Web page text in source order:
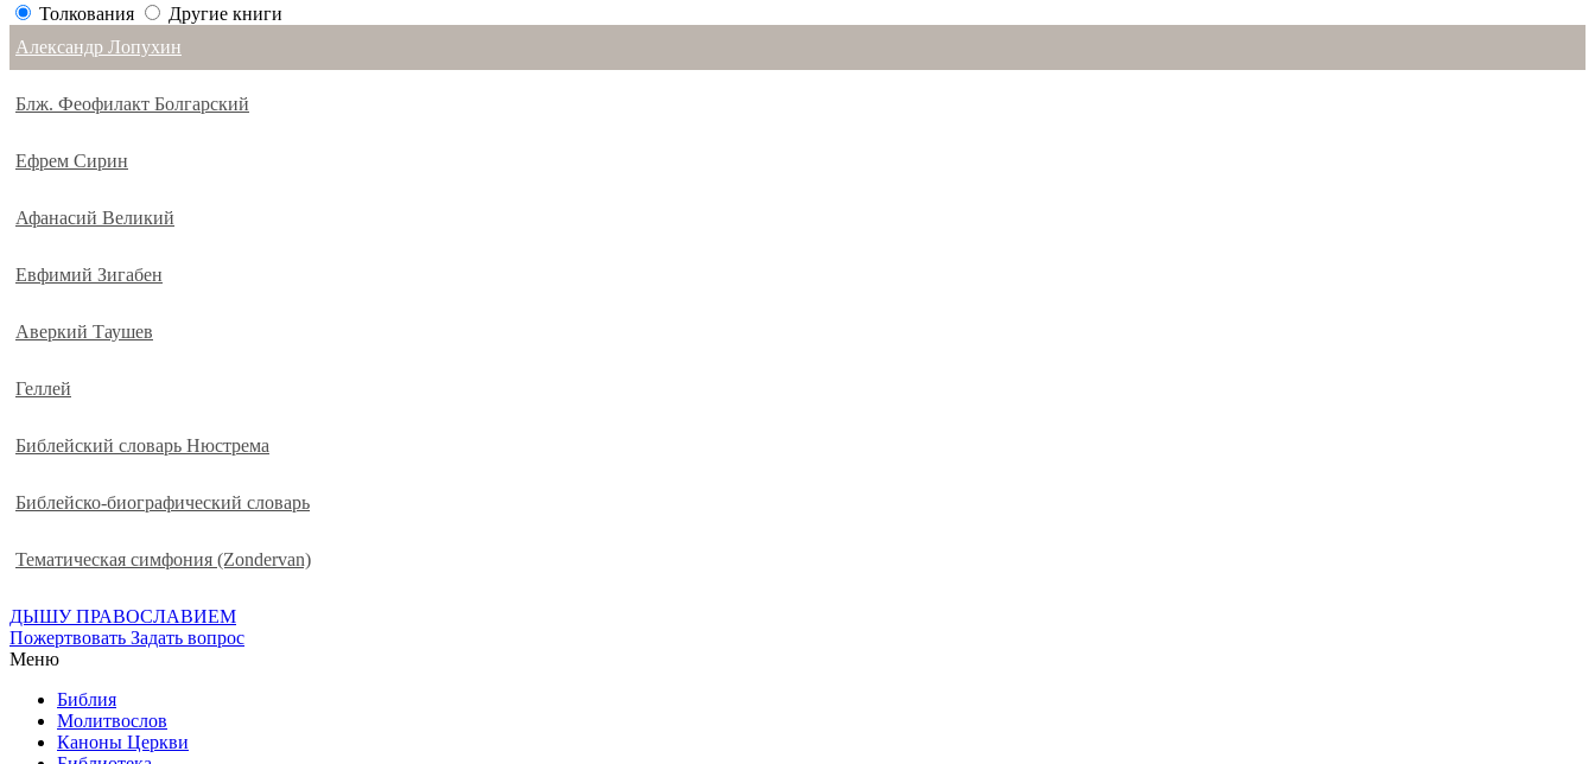
Толкования
Другие книги
Александр Лопухин
Блж. Феофилакт Болгарский
Ефрем Сирин
Афанасий Великий
Евфимий Зигабен
Аверкий Таушев
Геллей
Библейский словарь Нюстрема
Библейско-биографический словарь
Тематическая симфония (Zondervan)
ДЫШУ ПРАВОСЛАВИЕМ
Пожертвовать Задать вопрос
Меню
Библия
Молитвослов
Каноны Церкви